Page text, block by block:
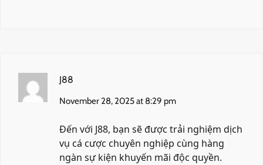
J88
November 28, 2025 at 8:29 pm
Đến với J88, bạn sẽ được trải nghiệm dịch
vụ cá cược chuyên nghiệp cùng hàng
ngàn sự kiện khuyến mãi độc quyền.